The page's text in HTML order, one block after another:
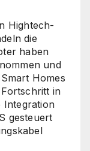
Hightech-
die
haben
und
Homes
in
Integration
gesteuert